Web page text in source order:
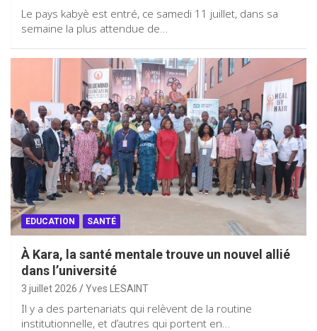
Le pays kabyè est entré, ce samedi 11 juillet, dans sa
semaine la plus attendue de…
EDUCATION SANTÉ
À Kara, la santé mentale trouve un nouvel allié
dans l’université
3 juillet 2026 Yves LESAINT
Il y a des partenariats qui relèvent de la routine
institutionnelle, et d’autres qui portent en…